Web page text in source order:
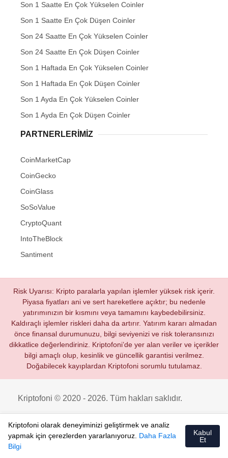
Son 1 Saatte En Çok Yükselen Coinler
Son 1 Saatte En Çok Düşen Coinler
Son 24 Saatte En Çok Yükselen Coinler
Son 24 Saatte En Çok Düşen Coinler
Son 1 Haftada En Çok Yükselen Coinler
Son 1 Haftada En Çok Düşen Coinler
Son 1 Ayda En Çok Yükselen Coinler
Son 1 Ayda En Çok Düşen Coinler
PARTNERLERIMIZ
CoinMarketCap
CoinGecko
CoinGlass
SoSoValue
CryptoQuant
IntoTheBlock
Santiment
Risk Uyarısı: Kripto paralarla yapılan işlemler yüksek risk içerir.
Piyasa fiyatları ani ve sert hareketlere açıktır; bu nedenle
yatırımınızın bir kısmını veya tamamını kaybedebilirsiniz.
Kaldıraçlı işlemler riskleri daha da artırır. Yatırım kararı almadan
önce finansal durumunuzu, bilgi seviyenizi ve risk toleransınızı
dikkatlice değerlendiriniz. Kriptofoni’de yer alan veriler ve içerikler
bilgi amaçlı olup, kesinlik ve güncellik garantisi verilmez.
Doğabilecek kayıplardan Kriptofoni sorumlu tutulamaz.
Kriptofoni © 2020 - 2026. Tüm hakları saklıdır.
Kriptofoni olarak deneyiminizi geliştirmek ve analiz
yapmak için çerezlerden yararlanıyoruz. Daha Fazla
Bilgi
Kabul
Et